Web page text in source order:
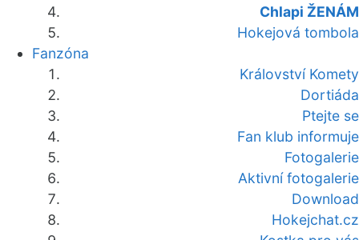
Chlapi ŽENÁM
Hokejová tombola
Fanzóna
Království Komety
Dortiáda
Ptejte se
Fan klub informuje
Fotogalerie
Aktivní fotogalerie
Download
Hokejchat.cz